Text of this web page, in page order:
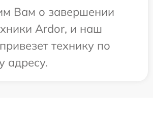
Вам о завершении
Ardor, и наш
технику по
адресу.